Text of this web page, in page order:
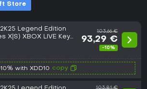
Store
2K25 Legend Edition
X|S) XBOX LIVE Key
103,66 €
93,29 €
-10%
with XDD10 copy
103,81 €